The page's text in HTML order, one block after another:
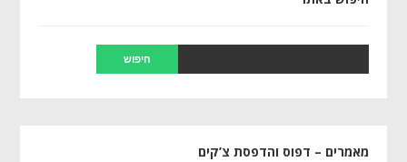
מאמרים – דפוס והדפסת צ’קים